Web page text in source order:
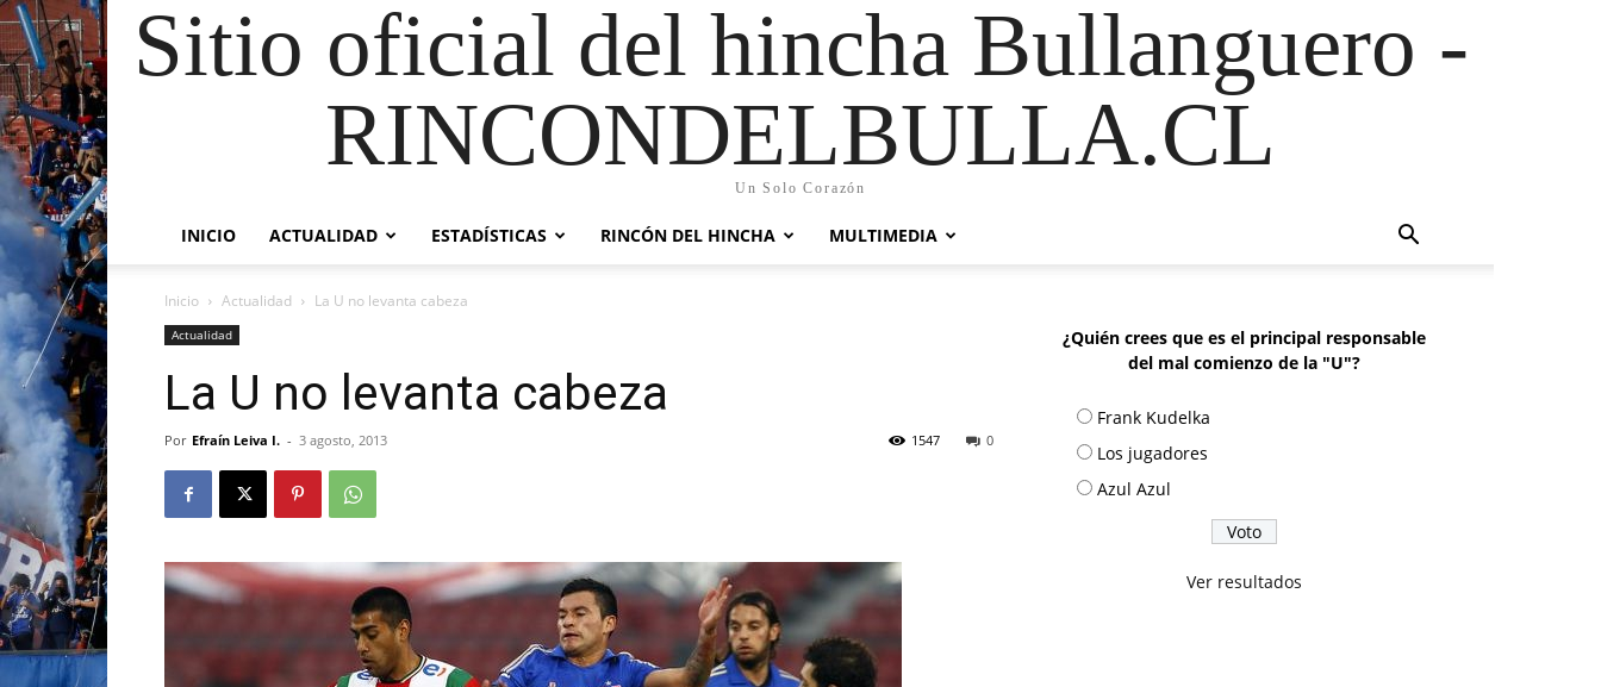
Sitio oficial del hincha Bullanguero -
RINCONDELBULLA.CL
Un Solo Corazón
INICIO ACTUALIDAD ESTADÍSTICAS RINCÓN DEL HINCHA MULTIMEDIA
Inicio Actualidad La U no levanta cabeza
Actualidad
La U no levanta cabeza
Por Efraín Leiva I. - 3 agosto, 2013 0
1547
¿Quién crees que es el principal responsable
del mal comienzo de la "U"?
Frank Kudelka
Los jugadores
Azul Azul
Ver resultados